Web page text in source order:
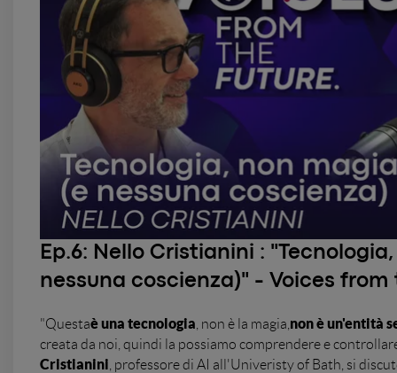
Ep.6: Nello Cristianini :
nessuna coscienza)" - Voices from
"Questaè una tecnologia , non è la magia, non è un'entità
creata da noi, quindi la possiamo comprendere e
Cristianini , professore di AI all'Univeristy of Bath, si